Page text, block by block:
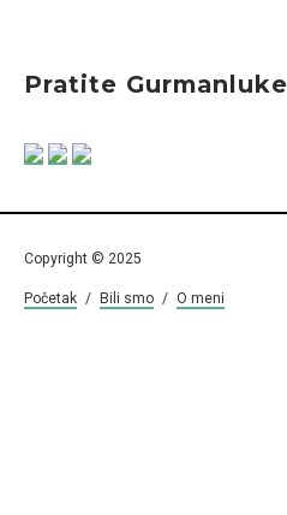
Pratite Gurmanluke
Copyright © 2025
Početak / Bili smo / O meni